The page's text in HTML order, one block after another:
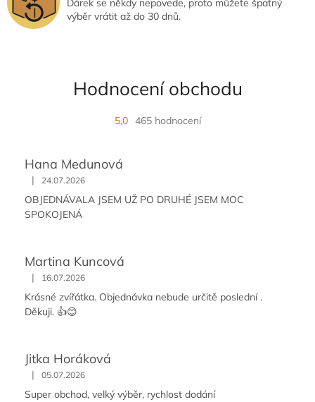
Dárek se někdy nepovede, proto můžete špatný
výběr vrátit až do 30 dnů.
Hodnocení obchodu
5,0 465 hodnocení
Hana Medunová
| 24.07.2026
OBJEDNÁVALA JSEM UŽ PO DRUHÉ JSEM MOC
SPOKOJENÁ
Martina Kuncová
| 16.07.2026
Krásné zvířátka. Objednávka nebude určitě poslední .
Děkuji. 👍😊
Jitka Horáková
| 05.07.2026
Super obchod, velký výběr, rychlost dodání